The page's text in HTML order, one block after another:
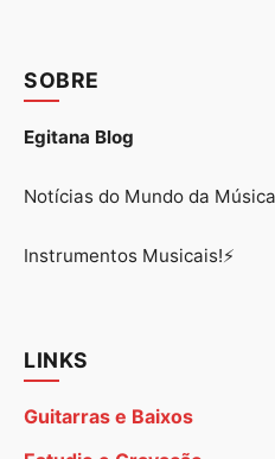
SOBRE
Egitana Blog
Notícias do Mundo da Música
Instrumentos Musicais!⚡
LINKS
Guitarras e Baixos